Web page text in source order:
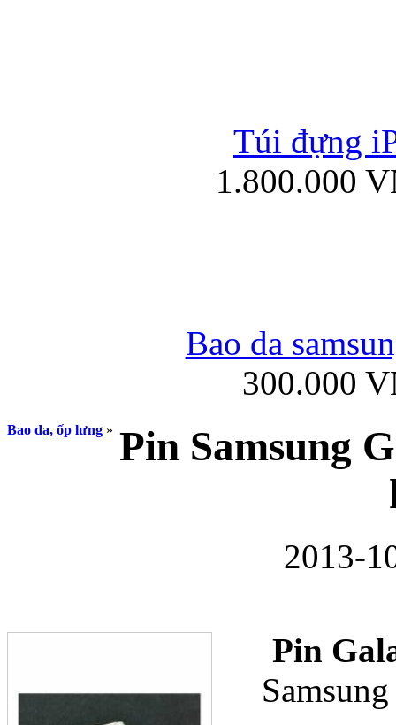
Túi xách da
Bao da Samsung
Ốp lưng Samsung
Túi đựng
1.800.000
Bao da
300.000
Bao da, ốp lưng » Pin Samsung
2013-
Pin